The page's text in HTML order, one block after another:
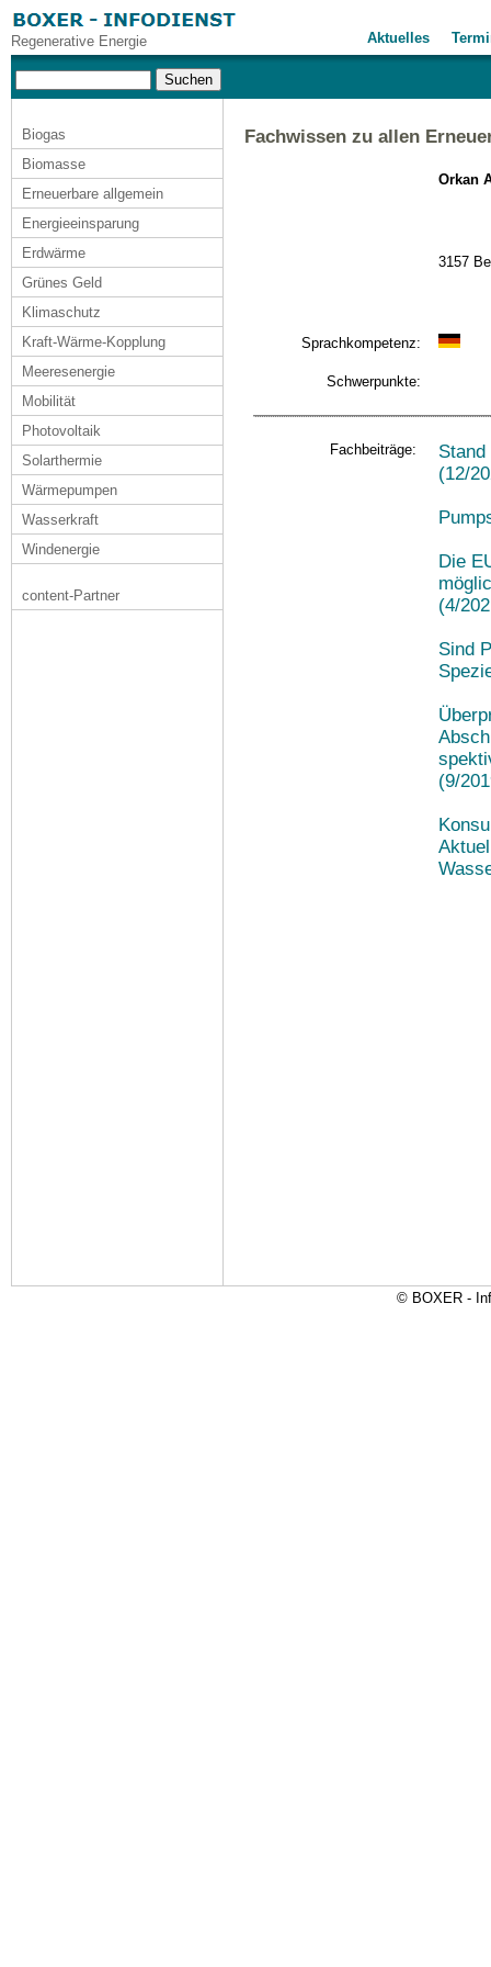
Regenerative Energie Aktuelles
Biogas
Biomasse
Erneuerbare allgemein
Energieeinsparung
Erdwärme
Grünes Geld
Klimaschutz
Kraft-Wärme-Kopplung
Meeresenergie
Mobilität
Photovoltaik
Solarthermie
Wärmepumpen
Wasserkraft
Windenergie
content-Partner
Fachwissen zu allen
Orkan
3157
Sprachkompetenz:
Schwerpunkte:
Fachbeiträge:
(12/
Die
(4/
Sind
(9/
© BOXER -